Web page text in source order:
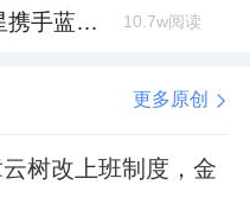
TGV 赛道领跑者 海目星携手蓝思科技掘金先进封装 10.7w阅读
更多原创
树改上班制度，金